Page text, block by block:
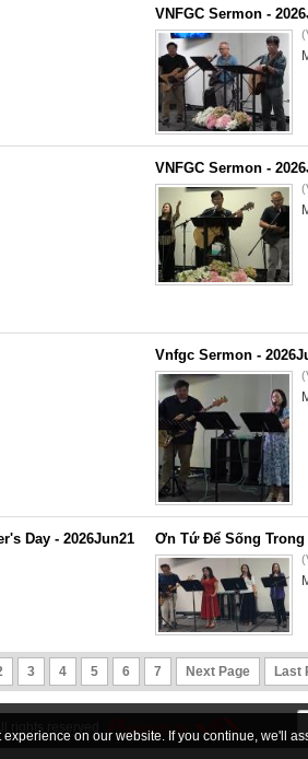
VNFGC Sermon -
VNFGC Sermon -
Vnfgc Sermon -
Day - 2026Jun21 Ơn Tứ Để Sống
3 4 5 6 7 Next Page Last
rights reserved
on our website. If you continue, we'll